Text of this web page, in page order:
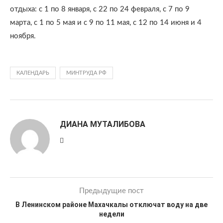
отдыха: с 1 по 8 января, с 22 по 24 февраля, с 7 по 9
марта, с 1 по 5 мая и с 9 по 11 мая, с 12 по 14 июня и 4
ноября.
КАЛЕНДАРЬ МИНТРУДА РФ
ДИАНА МУТАЛИБОВА
Предыдущие пост
В Ленинском районе Махачкалы отключат воду на две
недели